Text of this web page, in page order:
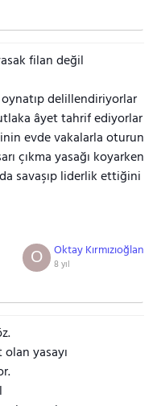
filan değil
delillendiriyorlar
âyet tahrif ediyorlar
evde vakalarla oturun
çıkma yasağı koyarken
savaşıp liderlik ettiğini
Oktay Kırmızıoğlan
8 yıl
O
yasayı